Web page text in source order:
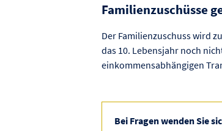
Familienzuschüsse
Der Familienzuschuss wird
das 10. Lebensjahr noch
einkommensabhängigen
Bei Fragen wenden Sie